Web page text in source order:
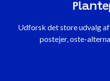
Udforsk det store udvalg
postejer, oste-